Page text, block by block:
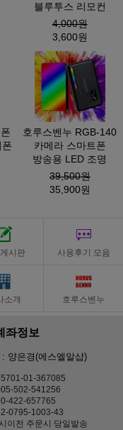
블루투스 리모컨
4,000원
3,600원
호루스벤누 RGB-140
카메라 스마트폰
방송용 LED 조명
39,500원
35,900원
시판 사용후기 모음
소개 호루스벤누
좌정보
양은경(에스엘알샵)
01-367085
502-541256
422-657765
0795-1003-43
이전 주문시 당일발송